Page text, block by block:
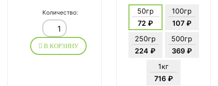
Количество:
В КОРЗИНУ
50гр
72 ₽
100гр
107 ₽
250гр
224 ₽
500гр
369 ₽
1кг
716 ₽